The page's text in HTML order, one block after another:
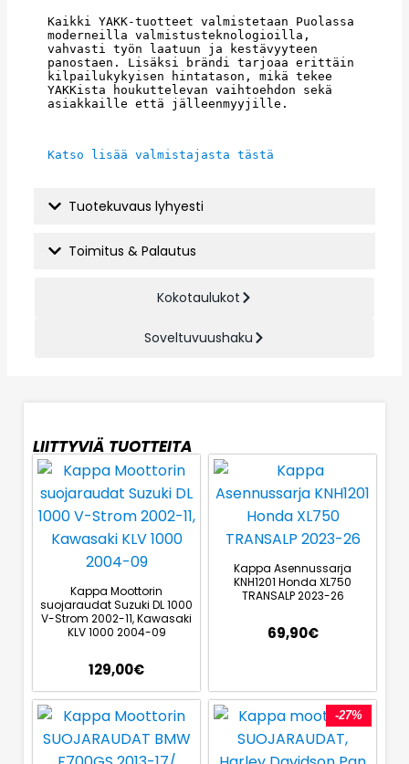
Kaikki YAKK-tuotteet valmistetaan Puolassa
moderneilla valmistusteknologioilla,
vahvasti työn laatuun ja kestävyyteen
panostaen. Lisäksi brändi tarjoaa erittäin
kilpailukykyisen hintatason, mikä tekee
YAKKista houkuttelevan vaihtoehdon sekä
asiakkaille että jälleenmyyjille.
Katso lisää valmistajasta tästä
Tuotekuvaus lyhyesti
Toimitus & Palautus
Kokotaulukot
Soveltuvuushaku
LIITTYVIÄ TUOTTEITA
Kappa Moottorin
suojaraudat Suzuki DL 1000
V-Strom 2002-11, Kawasaki
KLV 1000 2004-09
129,00€
Kappa Asennussarja
KNH1201 Honda XL750
TRANSALP 2023-26
69,90€
-27%